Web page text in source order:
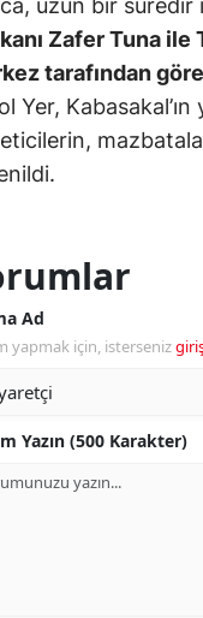
uzun bir süredir
Zafer Tuna ile
tarafından
Yer,
Ad
yapmak için, isterseniz
Yazın (500 Karakter)